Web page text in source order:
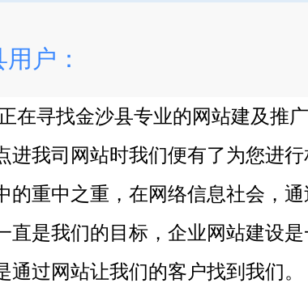
户：
寻找金沙县专业的网站建及推
进我司网站时我们便有了为您进
的重中之重，在网络信息社会，
直是我们的目标，企业网站建设
通过网站让我们的客户找到我们。